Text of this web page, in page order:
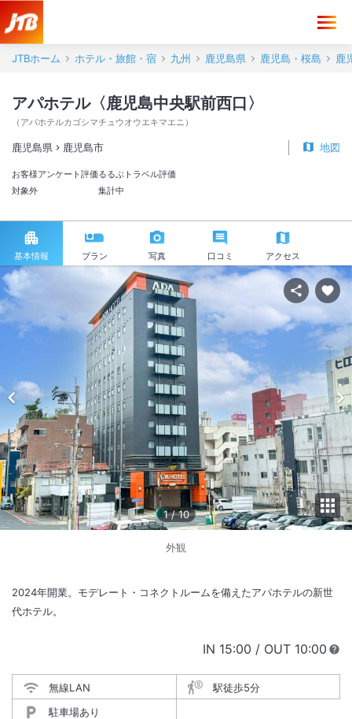
JTBホーム ホテル・旅館・宿 九州 鹿児島県 鹿児島・桜島 鹿
アパホテル〈鹿児島中央駅前西口〉
（ アパホテルカゴシマチュウオウエキマエニ ）
鹿児島県 鹿児島市 地図
お客様アンケート評価
対象外
るるぶトラベル評価
集計中
基本情報 プラン 写真 口コミ アクセス
1 /10
外観
2024年開業。モデレート・コネクトルームを備えたアパホテルの新世
代ホテル。
IN チェックイン
15:00 / OUT チェック
10:00
無線LAN
駅徒歩5分
駐車場あり